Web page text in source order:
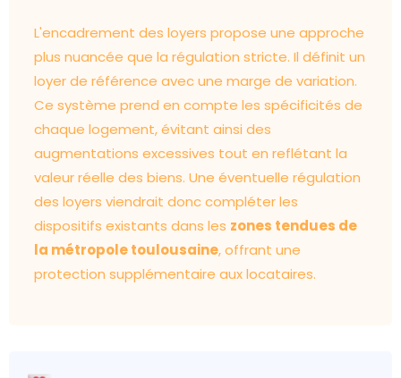
L'encadrement des loyers propose une approche
plus nuancée que la régulation stricte. Il définit un
loyer de référence avec une marge de variation.
Ce système prend en compte les spécificités de
chaque logement, évitant ainsi des
augmentations excessives tout en reflétant la
valeur réelle des biens. Une éventuelle régulation
des loyers viendrait donc compléter les
dispositifs existants dans les zones tendues de
la métropole toulousaine, offrant une
protection supplémentaire aux locataires.